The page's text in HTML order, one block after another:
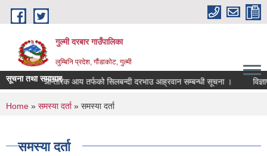
Skip to main content
गुल्मी दरबार गाउँपालिका
लुम्बिनि प्रदेश, गौंडाकोट, गुल्मी
सूचना तथा समाचारआन्तरिक आय तर्फको सिलबन्दी दरभाउ आह्रवान सम्बन्धी सूचना ।
You are here
Home » समस्या दर्ता» समस्या दर्ता
समस्या दर्ता